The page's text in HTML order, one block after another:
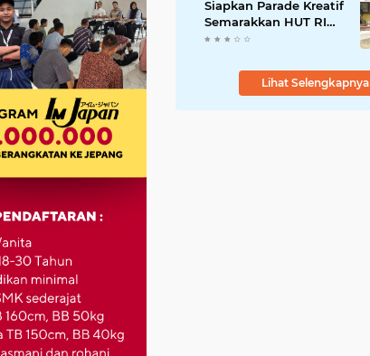
Siapkan Parade Kreatif
Semarakkan HUT RI
ke-81, Pendaftaran
Dibuka
Lihat Selengkapnya